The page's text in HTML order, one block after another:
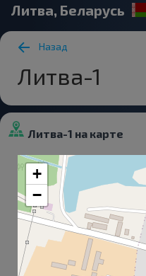
Литва, Беларусь
Назад
Литва-1
Литва-1 на карте
+
−